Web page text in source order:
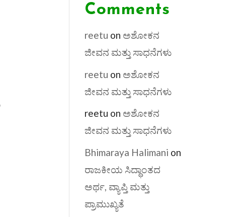
Comments
reetu on ಅಶೋಕನ
ಜೀವನ ಮತ್ತು ಸಾಧನೆಗಳು
reetu on ಅಶೋಕನ
ಜೀವನ ಮತ್ತು ಸಾಧನೆಗಳು
reetu on ಅಶೋಕನ
ಜೀವನ ಮತ್ತು ಸಾಧನೆಗಳು
Bhimaraya Halimani on
ರಾಜಕೀಯ ಸಿದ್ಧಾಂತದ
ಅರ್ಥ, ವ್ಯಾಪ್ತಿ ಮತ್ತು
ಪ್ರಾಮುಖ್ಯತೆ